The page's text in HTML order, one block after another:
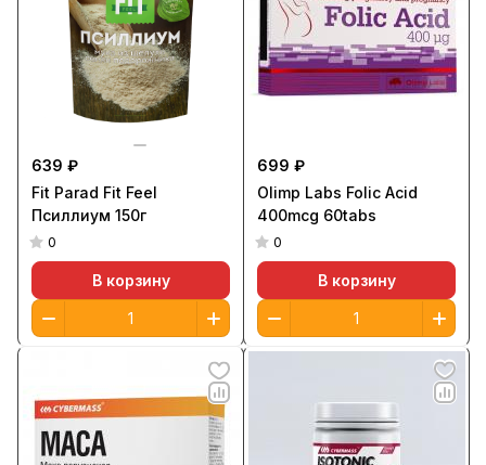
639 ₽
Fit Parad Fit Feel
Псиллиум 150г
0
В корзину
699 ₽
Olimp Labs Folic Acid
400mcg 60tabs
0
В корзину